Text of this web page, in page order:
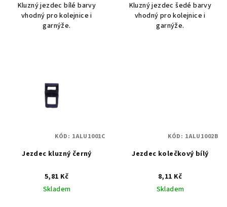
Kluzný jezdec bílé barvy
vhodný pro kolejnice i
garnýže.
Kluzný jezdec šedé barvy
vhodný pro kolejnice i
garnýže.
Jezdec kluzný černý
5,81 Kč
Skladem
KÓD: 1ALU1001C
Jezdec kolečkový bílý
8,11 Kč
Skladem
KÓD: 1ALU1002B